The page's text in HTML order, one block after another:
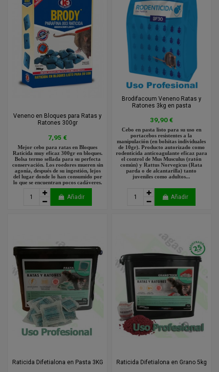
Veneno en Bloques para Ratas y
Ratones 300gr
7,95 €
Mejor cebo para ratas en Bloques
Raticida muy eficaz 300gr en bloques.
Bolsa termo sellada para su perfecta
conservación. Los roedores mueren sin
agonía, después de su ingestión, lejos
del lugar donde lo han consumido por
lo que se encuentran pocos cadáveres.
Añadir
Brodifacoum Veneno Ratas y
Ratones 3kg en pasta
39,90 €
Cebo en pasta listo para su uso en
portacebos resistentes a la
manipulación (en bolsitas individuales
de 10gr). Producto autorizado como
rodenticida anticoagulante eficaz para
el control de Mus Musculus (ratón
común) y Rattus Norvegicus (Rata
parda o de alcantarilla) tanto
juveniles como adultos...
Añadir
Raticida Difetialona en Pasta 3KG Raticida Difetialona en Grano 5kg